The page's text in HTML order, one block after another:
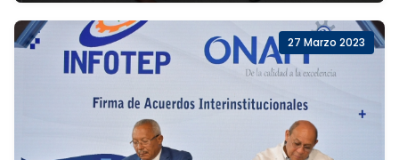
27 Marzo 2023